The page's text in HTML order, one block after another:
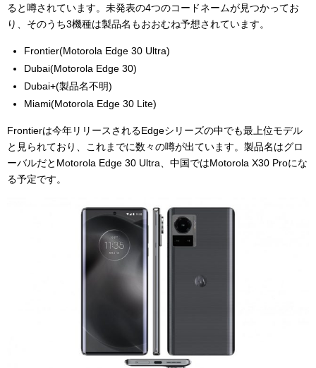
ると噂されています。未発表の4つのコードネームが見つかってお
り、そのうち3機種は製品名もおおむね予想されています。
Frontier(Motorola Edge 30 Ultra)
Dubai(Motorola Edge 30)
Dubai+(製品名不明)
Miami(Motorola Edge 30 Lite)
Frontierは今年リリースされるEdgeシリーズの中でも最上位モデル
と見られており、これまでに数々の噂が出ています。製品名はグロ
ーバルだとMotorola Edge 30 Ultra、中国ではMotorola X30 Proにな
る予定です。